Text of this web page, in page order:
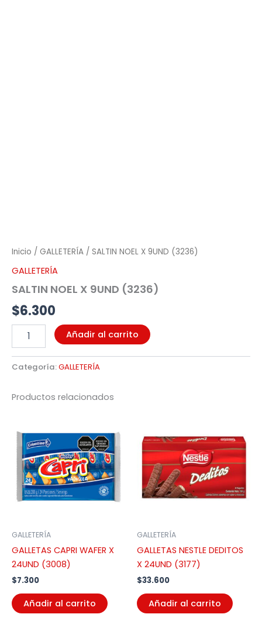
Inicio / GALLETERÍA / SALTIN NOEL X 9UND (3236)
GALLETERÍA
SALTIN NOEL X 9UND (3236)
$6.300
Añadir al carrito
Categoría:GALLETERÍA
Productos relacionados
GALLETERÍA
GALLETAS CAPRI WAFER X
24UND (3008)
$7.300
Añadir al carrito
GALLETERÍA
GALLETAS NESTLE DEDITOS
X 24UND (3177)
$33.600
Añadir al carrito